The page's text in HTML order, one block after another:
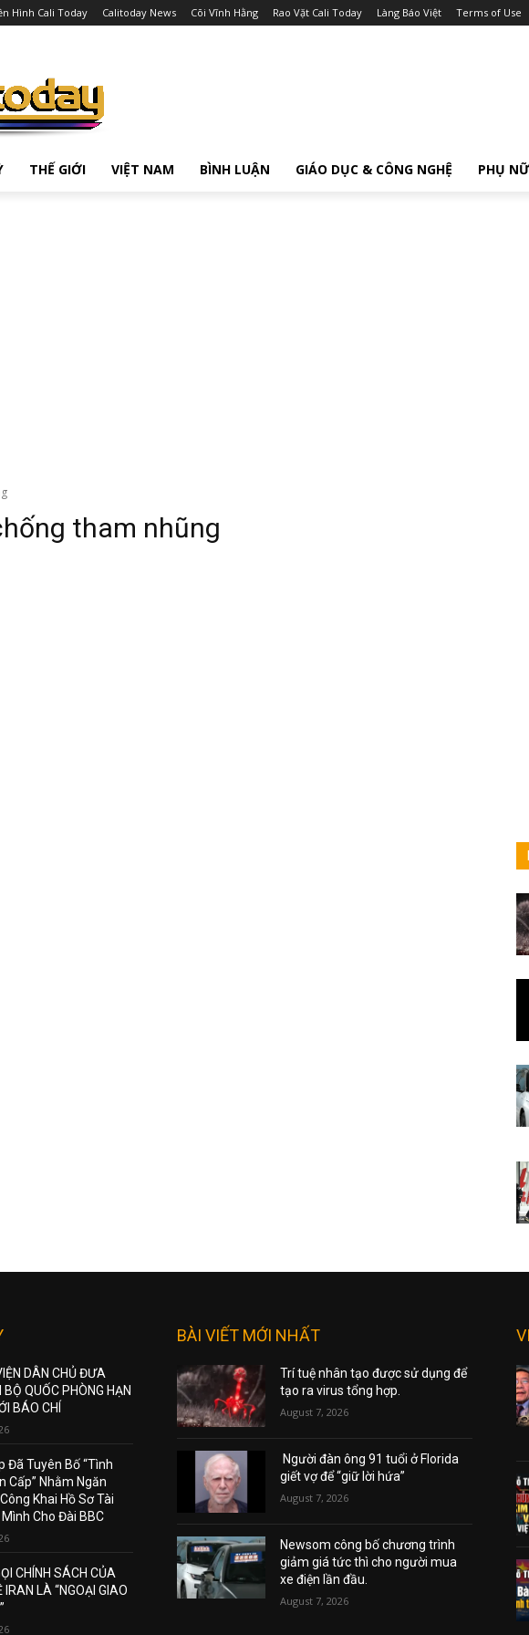
Hình Cali Today Calitoday News Cõi Vĩnh Hằng Rao Vặt Cali Today Làng Báo Việt Terms of Use
THẾ GIỚI VIỆT NAM BÌNH LUẬN GIÁO DỤC & CÔNG NGHỆ PHỤ NỮ
tham nhũng
DÂN CHỦ ĐƯA
QUỐC PHÒNG HẠN
BÁO CHÍ
Đã Tuyên Bố “Tình
Cấp” Nhằm Ngăn
Khai Hồ Sơ Tài
Cho Đài BBC
CHÍNH SÁCH CỦA
LÀ “NGOẠI GIAO
BÀI VIẾT MỚI NHẤT
Trí tuệ nhân tạo được sử dụng để
tạo ra virus tổng hợp.
August 7, 2026
Người đàn ông 91 tuổi ở Florida
giết vợ để “giữ lời hứa”
August 7, 2026
Newsom công bố chương trình
giảm giá tức thì cho người mua
xe điện lần đầu.
August 7, 2026